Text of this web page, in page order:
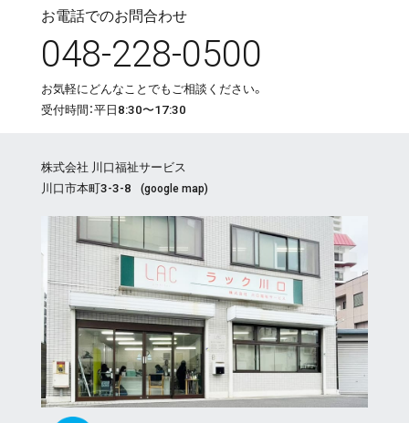
お電話でのお問合わせ
048-228-0500
お気軽にどんなことでもご相談ください。
受付時間：平日8:30〜17:30
株式会社 川口福祉サービス
川口市本町3-3-8
(google map)